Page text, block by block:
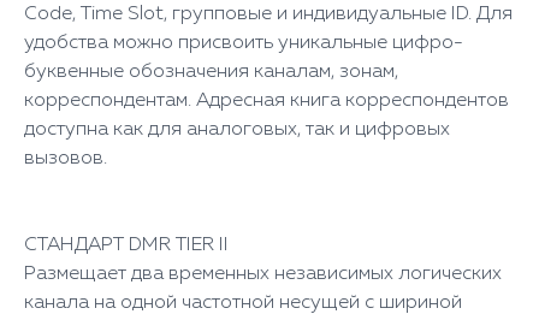
Code, Time Slot, групповые и индивидуальные ID. Для
удобства можно присвоить уникальные цифро-
буквенные обозначения каналам, зонам,
корреспондентам. Адресная книга корреспондентов
доступна как для аналоговых, так и цифровых
вызовов.
СТАНДАРТ DMR TIER II
Размещает два временных независимых логических
канала на одной частотной несущей с шириной